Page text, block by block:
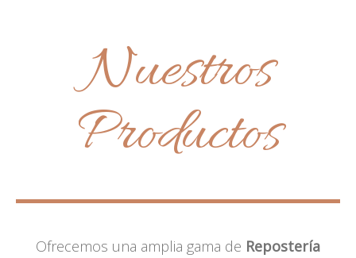
Nuestros
Productos
Ofrecemos una amplia gama de Repostería